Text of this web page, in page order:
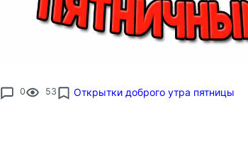
0 53 Открытки доброго утра пятницы